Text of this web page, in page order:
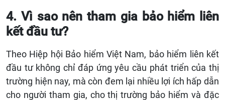
4. Vì sao nên tham gia bảo hiểm liên
kết đầu tư?
Theo Hiệp hội Bảo hiểm Việt Nam, bảo hiểm liên kết
đầu tư không chỉ đáp ứng yêu cầu phát triển của thị
trường hiện nay, mà còn đem lại nhiều lợi ích hấp dẫn
cho người tham gia, cho thị trường bảo hiểm và đặc